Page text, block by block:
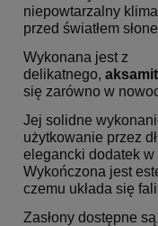
niepowtarzalny
przed światłem
Wykonana jest z
delikatnego,
się zarówno w
Jej solidne
użytkowanie przez
elegancki dodatek
Wykończona jest
czemu układa się
Zasłony dostępne